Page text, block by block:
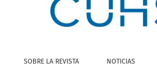
SOBRE LA REVISTA NOTICIAS